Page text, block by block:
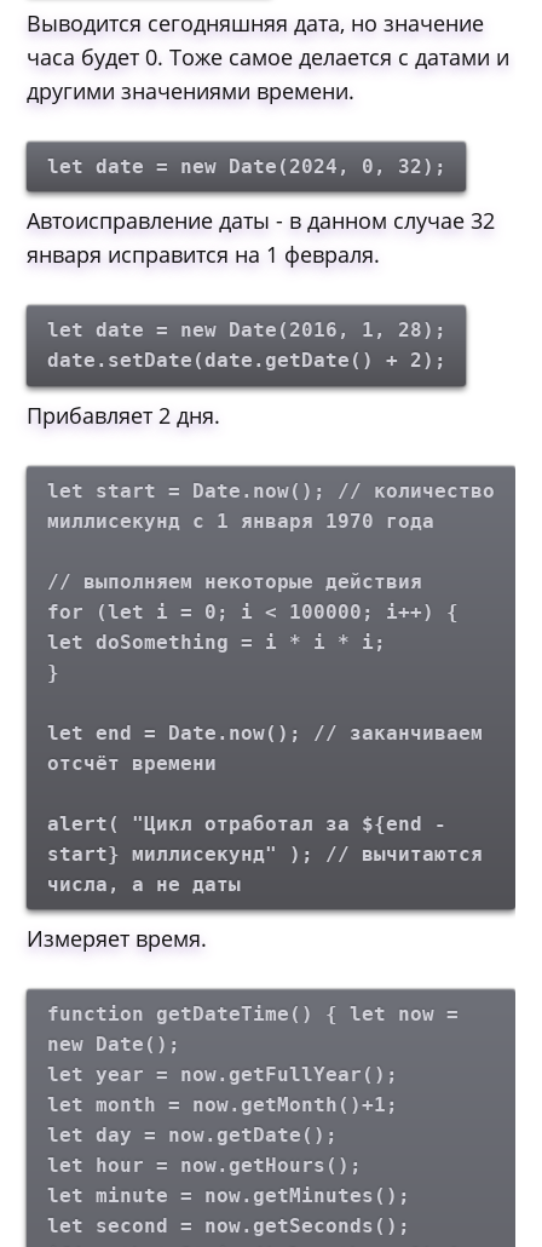
Выводится сегодняшняя дата, но значение
часа будет 0. Тоже самое делается с датами и
другими значениями времени.
let date = new Date(2024, 0, 32);
Автоисправление даты - в данном случае 32
января исправится на 1 февраля.
let date = new Date(2016, 1, 28);
date.setDate(date.getDate() + 2);
Прибавляет 2 дня.
let start = Date.now(); // количество
миллисекунд с 1 января 1970 года
// выполняем некоторые действия
for (let i = 0; i < 100000; i++) {
let doSomething = i * i * i;
}
let end = Date.now(); // заканчиваем
отсчёт времени
alert( "Цикл отработал за ${end -
start} миллисекунд" ); // вычитаются
числа, а не даты
Измеряет время.
function getDateTime() { let now =
new Date();
let year = now.getFullYear();
let month = now.getMonth()+1;
let day = now.getDate();
let hour = now.getHours();
let minute = now.getMinutes();
let second = now.getSeconds();